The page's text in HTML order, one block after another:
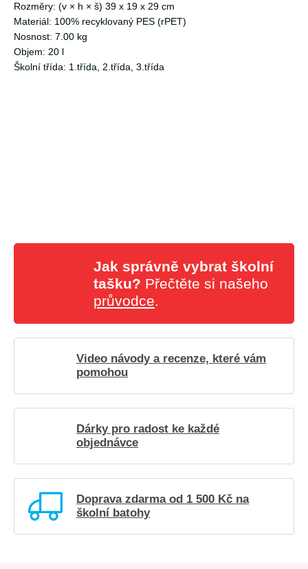
Rozměry: (v × h × š) 39 x 19 x 29 cm
Materiál: 100% recyklovaný PES (rPET)
Nosnost: 7.00 kg
Objem: 20 l
Školní třída: 1.třída, 2.třída, 3.třída
Jak správně vybrat školní
tašku? Přečtěte si našeho
průvodce.
Video návody a recenze, které vám
pomohou
Dárky pro radost ke každé
objednávce
Doprava zdarma od 1 500 Kč na
školní batohy